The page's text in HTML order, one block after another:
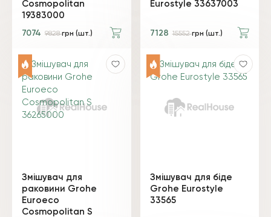
Cosmopolitan
19383000
7074 9828грн (шт.)
Eurostyle 33637003
7128 15552грн (шт.)
Змішувач для
раковини Grohe
Euroeco
Cosmopolitan S
Змішувач для біде
Grohe Eurostyle
33565